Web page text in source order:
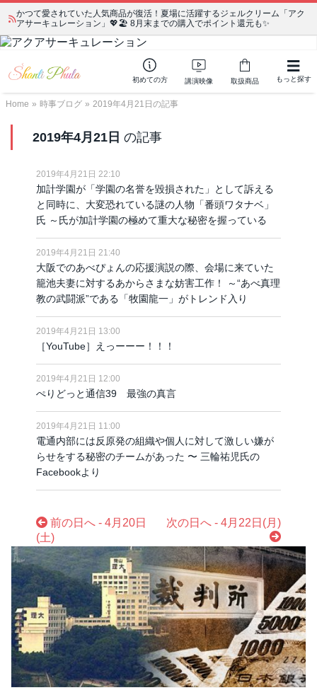
かつて愛されていた人気商品が復活！夏場に活躍するジェルクリーム「アク
アサーキュレーション」💖🏖️ 8月末までの購入でポイント還元も✨
宗教学講座 中級コース 第139回 明治以降の日本の闇３ 〜日本の黒幕た
ちの出自／在日が入り込むヤクザ／朝鮮進駐軍から始まったパチンコ利権
初めての方 講演映像 取扱商品 もっと探す
Home » 時事ブログ » 2019年4月21日の記事
2019年4月21日 の記事
2019年4月21日 22:10
加計学園が「学園の名誉を毀損された」として訴える
と同時に、大変恐れている謎の人物「番頭ワタナベ」
氏 ～氏が加計学園の極めて重大な秘密を握っている
2019年4月21日 21:40
大阪でのあべぴょんの応援演説の際、会場に来ていた
籠池夫妻に対するあからさまな妨害工作！ ～“あべ真理
教の武闘派”である「牧園龍一」がトレンド入り
2019年4月21日 13:00
［YouTube］えっーーー！！！
2019年4月21日 12:00
ぺりどっと通信39 最強の真言
2019年4月21日 11:00
電通内部には反原発の組織や個人に対して激しい嫌が
らせをする秘密のチームがあった 〜 三輪祐児氏の
Facebookより
前の日へ - 4月20日
(土)
次の日へ - 4月22日(月)